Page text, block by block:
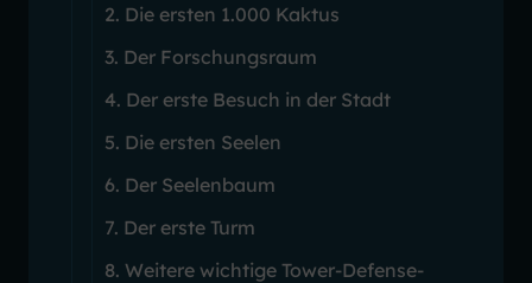
2. Die ersten 1.000 Kaktus
3. Der Forschungsraum
4. Der erste Besuch in der Stadt
5. Die ersten Seelen
6. Der Seelenbaum
7. Der erste Turm
8. Weitere wichtige Tower-Defense-